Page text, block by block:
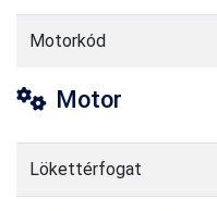
Motorkód
Motor
Lökettérfogat